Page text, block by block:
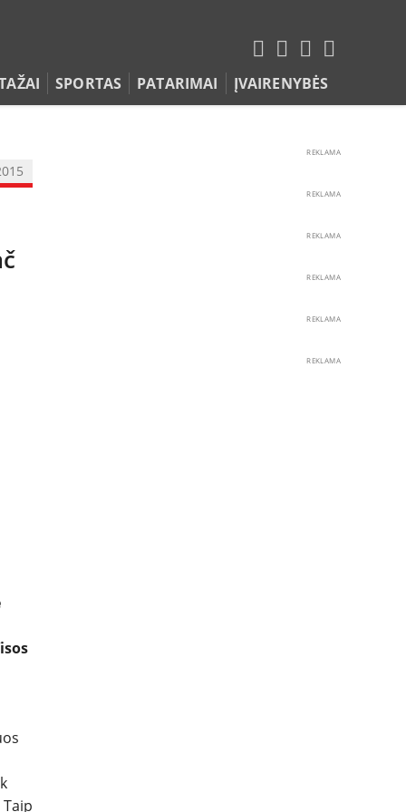
SPORTAS PATARIMAI ĮVAIRENYBĖS
REKLAMA
REKLAMA
REKLAMA
REKLAMA
REKLAMA
REKLAMA